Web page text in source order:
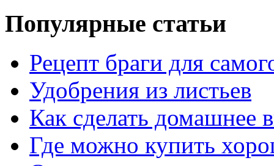
Популярные статьи
Рецепт браги для
Удобрения из листьев
Как сделать домашнее
Где можно купить